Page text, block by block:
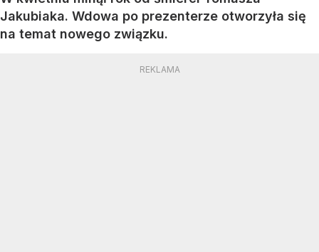
Jakubiaka. Wdowa po prezenterze otworzyła się
na temat nowego związku.